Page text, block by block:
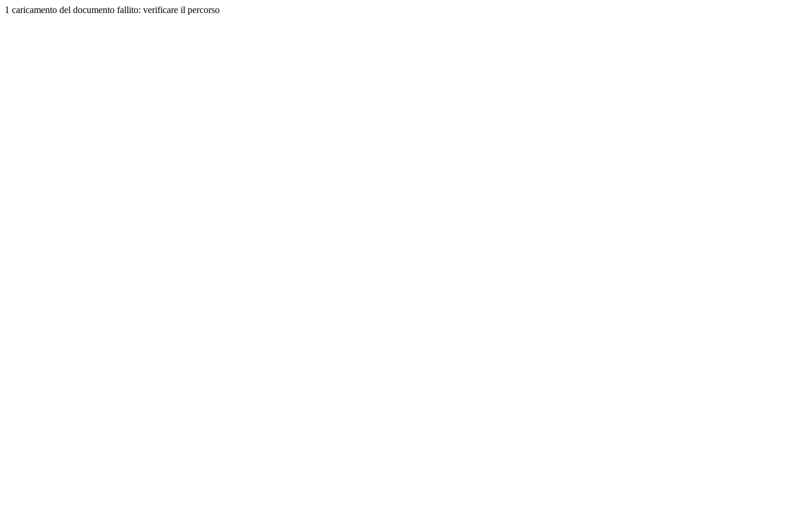
1 caricamento del documento fallito: verificare il percorso